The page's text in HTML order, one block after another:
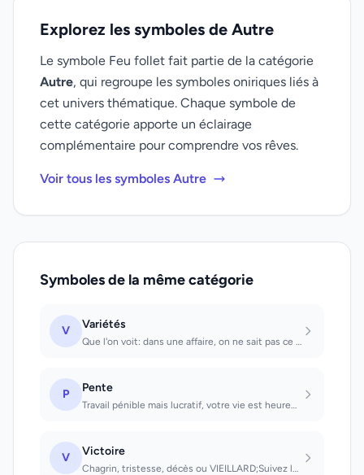
Explorez les symboles de Autre
Le symbole Feu follet fait partie de la catégorie
Autre, qui regroupe les symboles oniriques liés à
cet univers thématique. Chaque symbole de
cette catégorie apporte un éclairage
complémentaire pour comprendre vos rêves.
Voir tous les symboles Autre
Symboles de la même catégorie
V Variétés
Que l'on voit: dans une affaire, on ne sait pas ce qu'on veut.
P Pente
Travail pénible mais lucratif, votre vie est heureuse
V Victoire
Chagrin, tristesse, décès ou VIEILLARD;Suivez les conseils que l'on va vous donn...